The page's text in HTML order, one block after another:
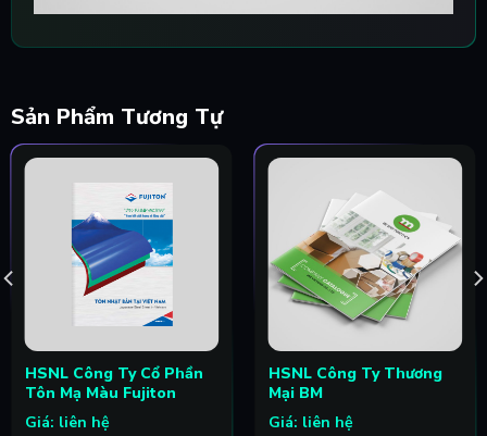
Sản Phẩm Tương Tự
HSNL Công Ty Cổ Phần
Tôn Mạ Màu Fujiton
Giá: liên hệ
HSNL Công Ty Thương
Mại BM
Giá: liên hệ